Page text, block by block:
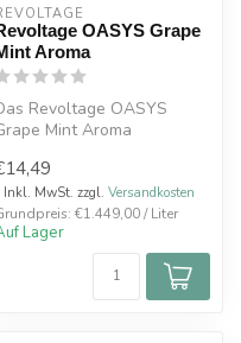
OASYS Grape
Aroma
Revoltage OASYS
Mint Aroma
reifer Traub...
Inkl. MwSt. zzgl. Versandkosten
€1.449,00 / Liter
Lager